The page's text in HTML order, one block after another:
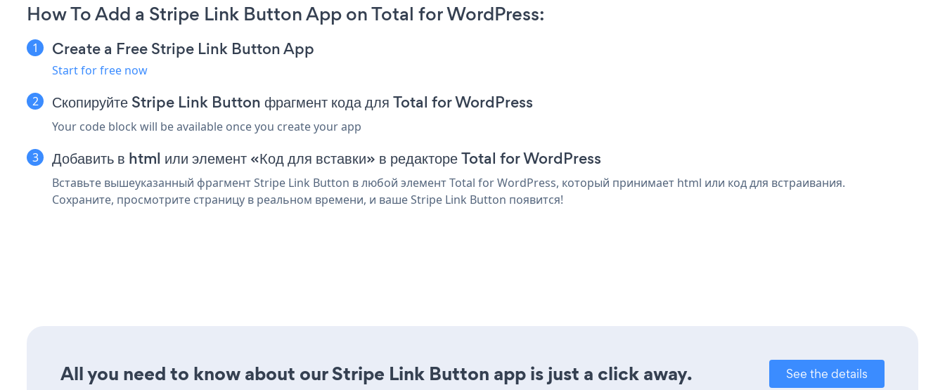
How To Add a Stripe Link Button App on Total for WordPress:
Create a Free Stripe Link Button App
Start for free now
Скопируйте Stripe Link Button фрагмент кода для Total for WordPress
Your code block will be available once you create your app
Добавить в html или элемент «Код для вставки» в редакторе Total for WordPress
Вставьте вышеуказанный фрагмент Stripe Link Button в любой элемент Total for WordPress, который принимает html или код для встраивания.
Сохраните, просмотрите страницу в реальном времени, и ваше Stripe Link Button появится!
All you need to know about our Stripe Link Button app is just a click away. See the details